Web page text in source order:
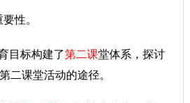
性。
目标构建了第二课堂体系，探讨
二课堂活动的途径。